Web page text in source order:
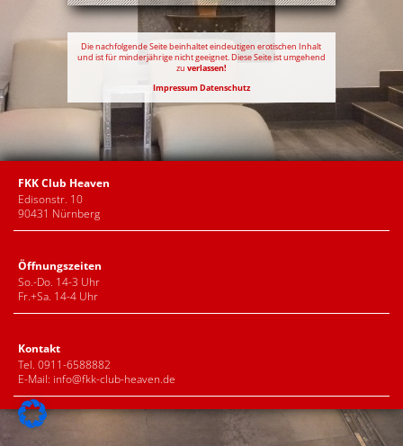
Die nachfolgende Seite beinhaltet eindeutigen erotischen Inhalt
und ist für minderjährige nicht geeignet. Diese Seite ist umgehend
zu verlassen!
Impressum Datenschutz
FKK Club Heaven
Edisonstr. 10
90431 Nürnberg
Öffnungszeiten
So.-Do. 14-3 Uhr
Fr.+Sa. 14-4 Uhr
Kontakt
Tel. 0911-6588882
E-Mail: info@fkk-club-heaven.de